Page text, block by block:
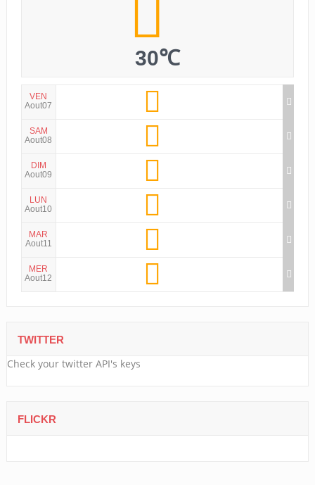
30℃
VEN
Aout07
SAM
Aout08
DIM
Aout09
LUN
Aout10
MAR
Aout11
MER
Aout12
TWITTER
Check your twitter API's keys
FLICKR